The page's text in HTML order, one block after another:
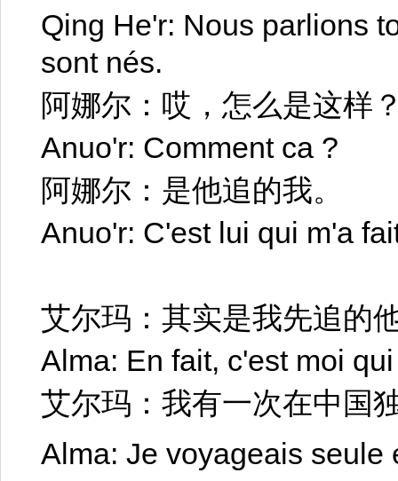
Qing He'r: Nous parlions
sont nés.
阿娜尔：哎，怎么是这样
Anuo'r: Comment ca ?
阿娜尔：是他追的我。
Anuo'r: C'est lui qui m'a
艾尔玛：其实是我先追的
Alma: En fait, c'est moi
艾尔玛：我有一次在中国
Alma: Je voyageais